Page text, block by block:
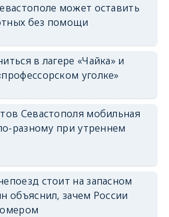
может оставить
без помощи
в лагере «Чайка» и
уголке»
Севастополя мобильная
разному при утреннем
стоит на запасном
объяснил, зачем России